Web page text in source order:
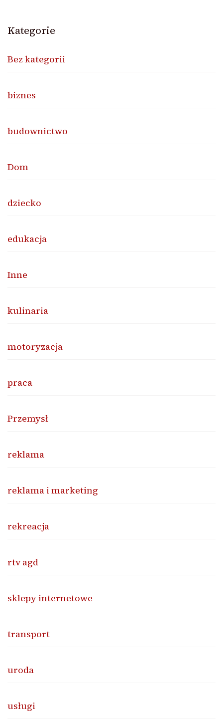
Kategorie
Bez kategorii
biznes
budownictwo
Dom
dziecko
edukacja
Inne
kulinaria
motoryzacja
praca
Przemysł
reklama
reklama i marketing
rekreacja
rtv agd
sklepy internetowe
transport
uroda
usługi